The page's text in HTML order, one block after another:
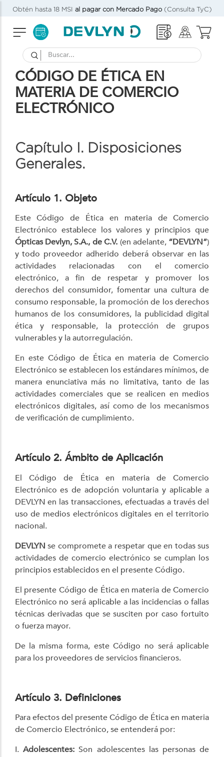
Obtén hasta 18 MSI al pagar con Mercado Pago(Consulta TyC)
Buscar...
CÓDIGO DE ÉTICA EN
MATERIA DE COMERCIO
ELECTRÓNICO
Capítulo I. Disposiciones
Generales.
Artículo 1. Objeto
Este Código de Ética en materia de Comercio
Electrónico establece los valores y principios que
Ópticas Devlyn, S.A., de C.V. (en adelante, “DEVLYN”)
y todo proveedor adherido deberá observar en las
actividades relacionadas con el comercio
electrónico, a fin de respetar y promover los
derechos del consumidor, fomentar una cultura de
consumo responsable, la promoción de los derechos
humanos de los consumidores, la publicidad digital
ética y responsable, la protección de grupos
vulnerables y la autorregulación.
En este Código de Ética en materia de Comercio
Electrónico se establecen los estándares mínimos, de
manera enunciativa más no limitativa, tanto de las
actividades comerciales que se realicen en medios
electrónicos digitales, así como de los mecanismos
de verificación de cumplimiento.
Artículo 2. Ámbito de Aplicación
El Código de Ética en materia de Comercio
Electrónico es de adopción voluntaria y aplicable a
DEVLYN en las transacciones, efectuadas a través del
uso de medios electrónicos digitales en el territorio
nacional.
DEVLYN se compromete a respetar que en todas sus
actividades de comercio electrónico se cumplan los
principios establecidos en el presente Código.
El presente Código de Ética en materia de Comercio
Electrónico no será aplicable a las incidencias o fallas
técnicas derivadas que se susciten por caso fortuito
o fuerza mayor.
De la misma forma, este Código no será aplicable
para los proveedores de servicios financieros.
Artículo 3. Definiciones
Para efectos del presente Código de Ética en materia
de Comercio Electrónico, se entenderá por:
I. Adolescentes:Son adolescentes las personas de